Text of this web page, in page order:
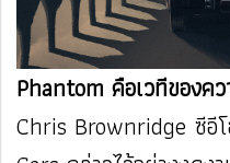
Phantom คือเวทีของค
Chris Brownridge ซีอี